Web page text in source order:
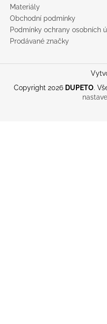
Materiály
Obchodní podmínky
Podmínky ochrany osobních
Prodávané značky
Copyright 2026 DUPETO.